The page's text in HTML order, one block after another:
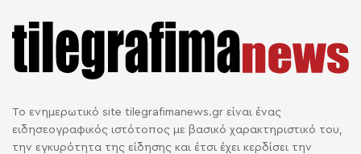
Το ενημερωτικό site tilegrafimanews.gr είναι ένας
ειδησεογραφικός ιστότοπος με βασικό χαρακτηριστικό του,
την εγκυρότητα της είδησης και έτσι έχει κερδίσει την